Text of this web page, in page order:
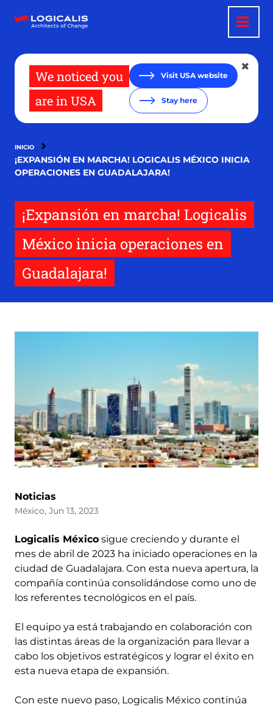
contenido
We noticed you
are in USA
Visit USA website
Stay here
INICIO
¡EXPANSIÓN EN MARCHA! LOGICALIS MÉXICO INICIA
OPERACIONES EN GUADALAJARA!
¡Expansión en marcha! Logicalis
México inicia operaciones en
Guadalajara!
Noticias
México, Jun 13, 2023
Logicalis México sigue creciendo y durante el
mes de abril de 2023 ha iniciado operaciones en la
ciudad de Guadalajara. Con esta nueva apertura, la
compañía continúa consolidándose como uno de
los referentes tecnológicos en el país.
El equipo ya está trabajando en colaboración con
las distintas áreas de la organización para llevar a
cabo los objetivos estratégicos y lograr el éxito en
esta nueva etapa de expansión.
Con este nuevo paso, Logicalis México continúa